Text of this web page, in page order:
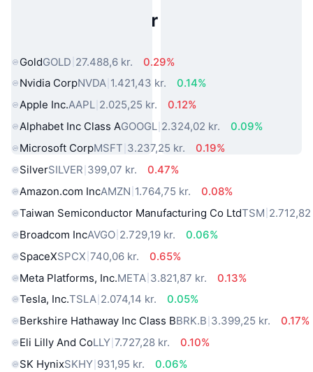
Populære aktiver fra den virkelige
GoldGOLD 27.488,6 kr.
0.29%
Nvidia CorpNVDA 1.421,43 kr.
0.14%
Apple Inc.AAPL 2.025,25 kr.
0.12%
Alphabet Inc Class AGOOGL 2.324,02 kr.
0.09%
Microsoft CorpMSFT 3.237,25 kr.
0.19%
SilverSILVER 399,07 kr.
0.47%
Amazon.com IncAMZN 1.764,75 kr.
0.08%
Taiwan Semiconductor Manufacturing Co LtdTSM
Broadcom IncAVGO 2.729,19 kr.
0.06%
SpaceXSPCX 740,06 kr.
0.65%
Meta Platforms, Inc.META 3.821,87 kr.
0.13%
Tesla, Inc.TSLA 2.074,14 kr.
0.05%
Berkshire Hathaway Inc Class BBRK.B 3.399,25 kr.
0.17%
Eli Lilly And CoLLY 7.727,28 kr.
0.10%
SK HynixSKHY 931,95 kr.
0.06%